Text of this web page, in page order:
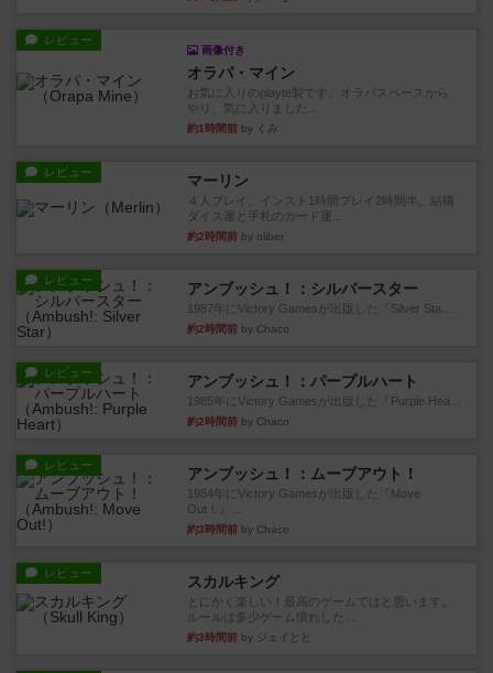
レビュー
画像付き
オラパ・マイン
お気に入りのplayte製です。オラパスペースから
やり、気に入りました...
約1時間前 by くみ
レビュー マーリン
４人プレイ。インスト1時間プレイ2時間半。結構
ダイス運と手札のカード運...
約2時間前 by oliber
レビュー アンブッシュ！：シルバースター
1987年にVictory Gamesが出版した『Silver Sta...
約2時間前 by Chaco
レビュー アンブッシュ！：パープルハート
1985年にVictory Gamesが出版した『Purple Hea...
約2時間前 by Chaco
レビュー アンブッシュ！：ムーブアウト！
1984年にVictory Gamesが出版した『Move
Out！』...
約3時間前 by Chaco
レビュー スカルキング
とにかく楽しい！最高のゲームではと思います。
ルールは多少ゲーム慣れした...
約3時間前 by ジェイとと